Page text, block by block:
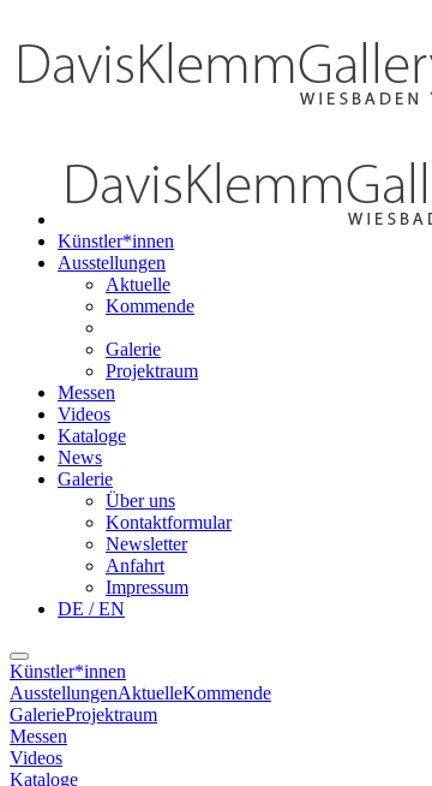
Künstler*innen
Ausstellungen
Aktuelle
Kommende
Galerie
Projektraum
Messen
Videos
Kataloge
News
Galerie
Über uns
Kontaktformular
Newsletter
Anfahrt
Impressum
DE / EN
Künstler*innen
AusstellungenAktuelleKommende
GalerieProjektraum
Messen
Videos
Kataloge